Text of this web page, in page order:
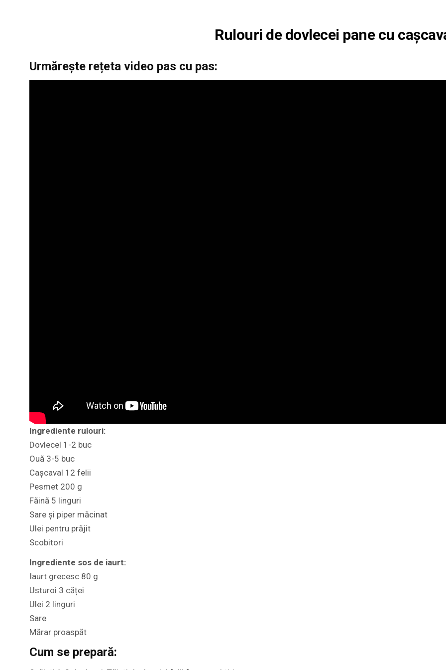
Rulouri de dovlecei pane cu
Urmărește rețeta video pas cu pas:
Ingrediente rulouri:
Dovlecel 1-2 buc
Ouă 3-5 buc
Cașcaval 12 felii
Pesmet 200 g
Făină 5 linguri
Sare și piper măcinat
Ulei pentru prăjit
Scobitori
Ingrediente sos de iaurt:
Iaurt grecesc 80 g
Usturoi 3 căței
Ulei 2 linguri
Sare
Mărar proaspăt
Cum se prepară: